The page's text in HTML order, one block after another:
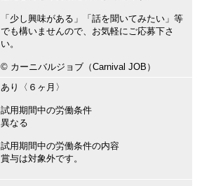
「少し興味がある」「話を聞いてみたい」等
でも構いませんので、お気軽にご応募下さ
い。
©︎ カーニバルジョブ（Carnival JOB）
あり〈６ヶ月〉
試用期間中の労働条件
異なる
試用期間中の労働条件の内容
賞与は対象外です。